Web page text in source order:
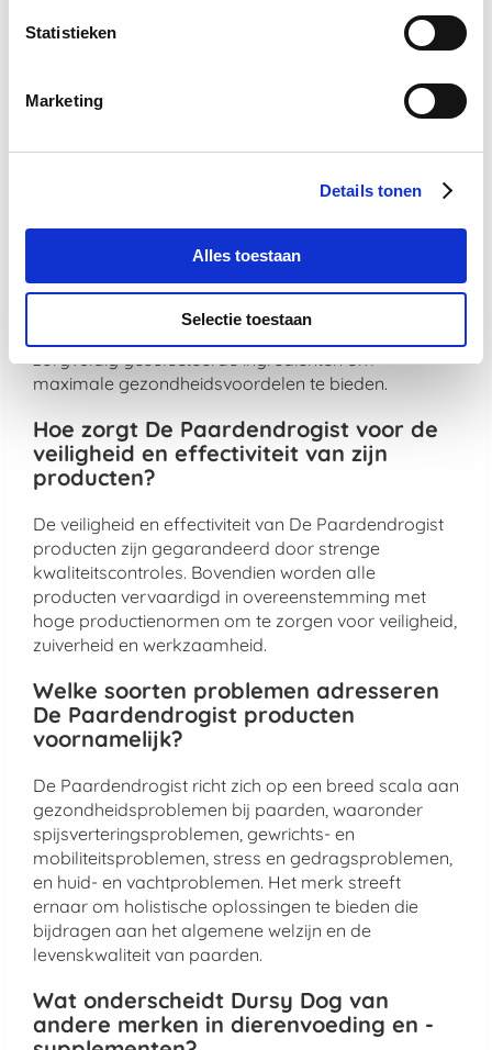
Statistieken
Marketing
Details tonen
Alles toestaan
Selectie toestaan
precies wat wij bieden.
de markt voor paardensupplementen?
gezondheidszorg van paarden. Met jarenlange
supplementen die nauwkeurig zijn afgestemd op de
specifieke behoeften van paarden. Van verbetering
van de spijsvertering en mobiliteit tot huid- en
zorgvuldig geselecteerde ingrediënten om
maximale gezondheidsvoordelen te bieden.
Hoe zorgt De Paardendrogist voor de
veiligheid en effectiviteit van zijn
producten?
De veiligheid en effectiviteit van De Paardendrogist
producten zijn gegarandeerd door strenge
kwaliteitscontroles. Bovendien worden alle
producten vervaardigd in overeenstemming met
hoge productienormen om te zorgen voor veiligheid,
zuiverheid en werkzaamheid.
Welke soorten problemen adresseren
De Paardendrogist producten
voornamelijk?
De Paardendrogist richt zich op een breed scala aan
gezondheidsproblemen bij paarden, waaronder
spijsverteringsproblemen, gewrichts- en
mobiliteitsproblemen, stress en gedragsproblemen,
en huid- en vachtproblemen. Het merk streeft
ernaar om holistische oplossingen te bieden die
bijdragen aan het algemene welzijn en de
levenskwaliteit van paarden.
Wat onderscheidt Dursy Dog van
andere merken in dierenvoeding en -